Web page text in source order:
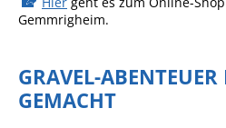
Gemmrigheim.
GRAVEL-ABENTEUER
GEMACHT